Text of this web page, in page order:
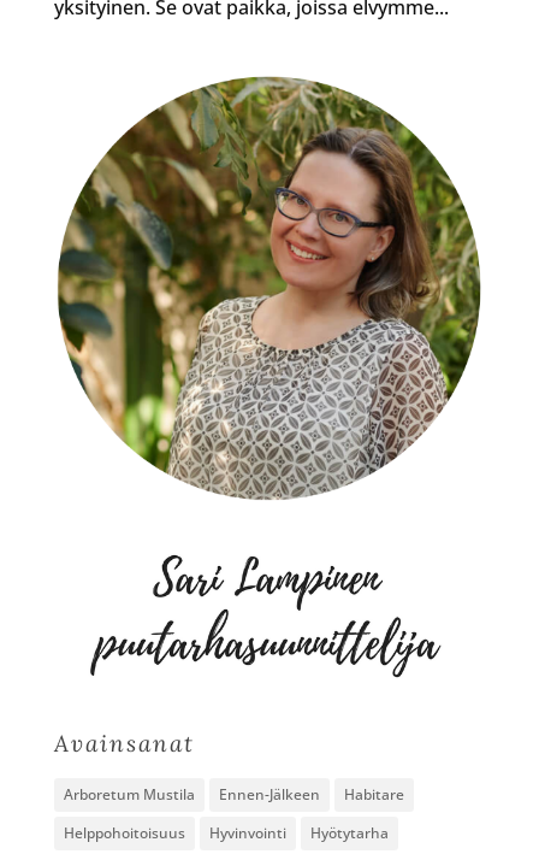
yksityinen. Se ovat paikka, joissa elvymme...
Avainsanat
Arboretum Mustila Ennen-Jälkeen
Habitare
Helppohoitoisuus
Hyvinvointi
Hyötytarha